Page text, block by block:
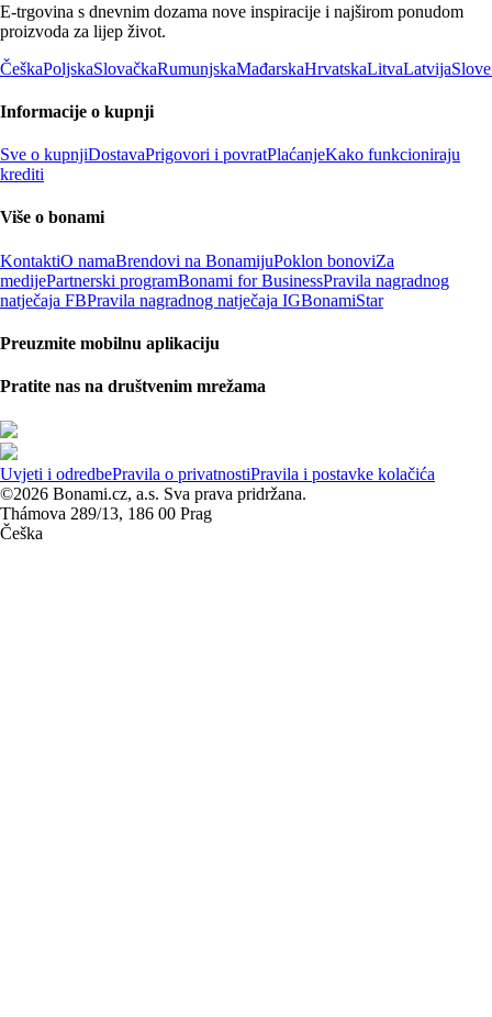
E-trgovina s dnevnim dozama nove inspiracije i najširom ponudom
proizvoda za lijep život.
ČeškaPoljskaSlovačkaRumunjskaMađarskaHrvatskaLitvaLatvija
Informacije o kupnji
Sve o kupnjiDostavaPrigovori i povratPlaćanjeKako funkcioniraju
krediti
Više o bonami
KontaktiO namaBrendovi na BonamijuPoklon bonoviZa
medijePartnerski programBonami for BusinessPravila nagradnog
natječaja FBPravila nagradnog natječaja IGBonamiStar
Preuzmite mobilnu aplikaciju
Pratite nas na društvenim mrežama
Uvjeti i odredbePravila o privatnostiPravila i postavke kolačića
©2026 Bonami.cz, a.s. Sva prava pridržana.
Thámova 289/13, 186 00 Prag
Češka